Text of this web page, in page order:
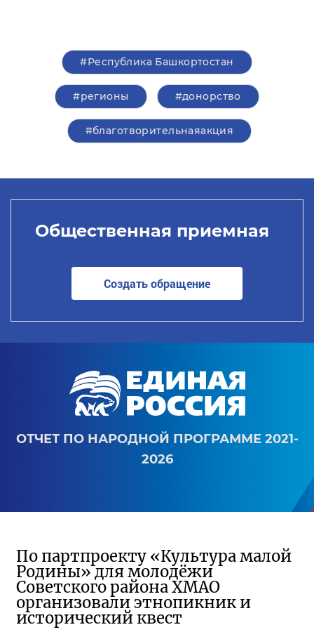
#Республика Башкортостан
#регионы #донорство
#благотворительнаяакция
Общественная приемная
Создать обращение
ОТЧЕТ ПО НАРОДНОЙ ПРОГРАММЕ 2021-
2026
По партпроекту «Культура малой
Родины» для молодёжи
Советского района ХМАО
организовали этнопикник и
исторический квест